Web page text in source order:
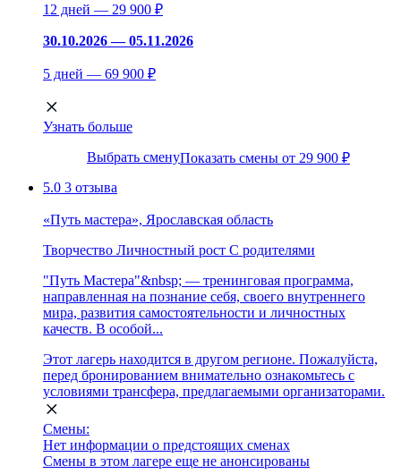
12 дней — 29 900 ₽
30.10.2026 — 05.11.2026
5 дней — 69 900 ₽
Узнать больше
Выбрать сменуПоказать смены от 29 900 ₽
5.0 3 отзыва
«Путь мастера», Ярославская область
Творчество Личностный рост С родителями
"Путь Мастера"&nbsp; — тренинговая программа,
направленная на познание себя, своего внутреннего
мира, развития самостоятельности и личностных
качеств. В особой...
Этот лагерь находится в другом регионе. Пожалуйста,
перед бронированием внимательно ознакомьтесь с
условиями трансфера, предлагаемыми организаторами.
Смены:
Нет информации о предстоящих сменах
Смены в этом лагере еще не анонсированы